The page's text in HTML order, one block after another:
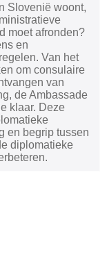
Slovenië woont,
moet afronden?
en
Van het
om consulaire
van
de Ambassade
klaar. Deze
en begrip tussen
diplomatieke